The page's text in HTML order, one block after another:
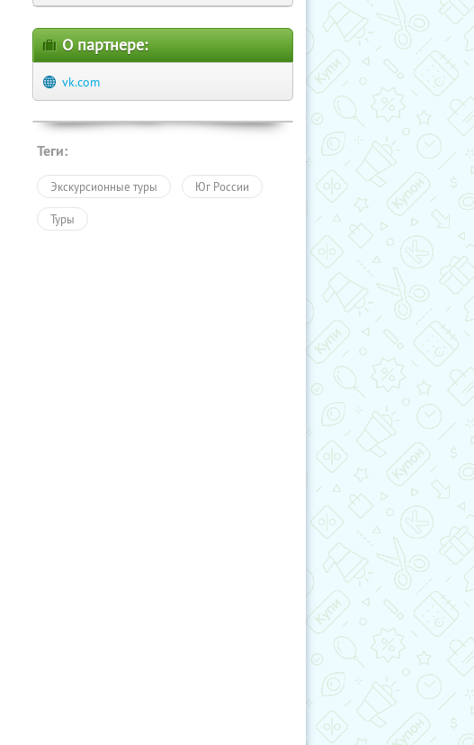
О партнере:
vk.com
Теги:
Экскурсионные туры Юг России
Туры